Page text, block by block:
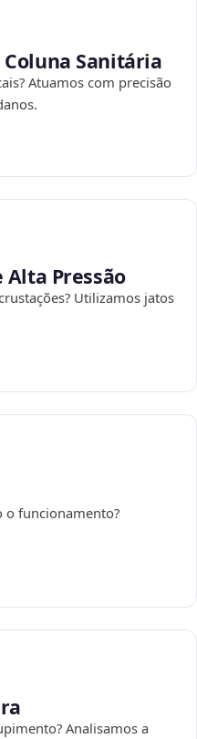
Sanitária
Atuamos com precisão
Pressão
Utilizamos jatos
o funcionamento?
Analisamos a